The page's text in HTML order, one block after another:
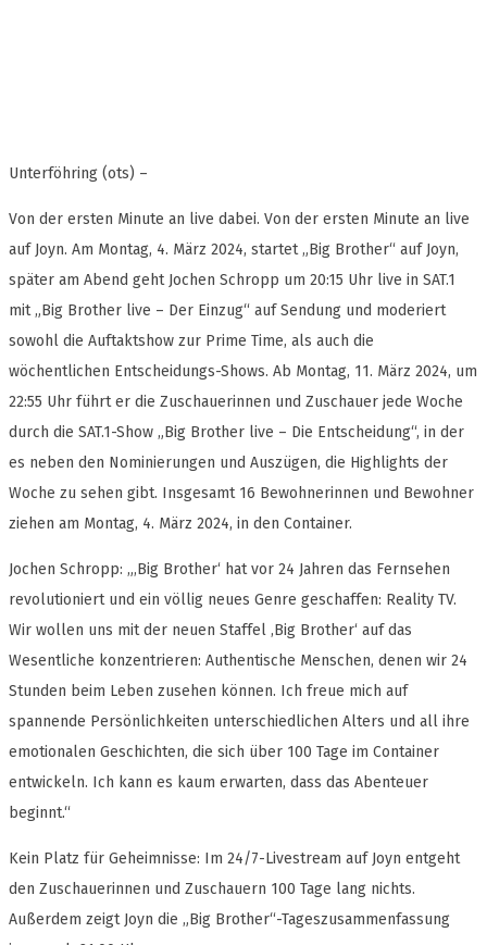
Unterföhring (ots) –
Von der ersten Minute an live dabei. Von der ersten Minute an live
auf Joyn. Am Montag, 4. März 2024, startet „Big Brother“ auf Joyn,
später am Abend geht Jochen Schropp um 20:15 Uhr live in SAT.1
mit „Big Brother live – Der Einzug“ auf Sendung und moderiert
sowohl die Auftaktshow zur Prime Time, als auch die
wöchentlichen Entscheidungs-Shows. Ab Montag, 11. März 2024, um
22:55 Uhr führt er die Zuschauerinnen und Zuschauer jede Woche
durch die SAT.1-Show „Big Brother live – Die Entscheidung“, in der
es neben den Nominierungen und Auszügen, die Highlights der
Woche zu sehen gibt. Insgesamt 16 Bewohnerinnen und Bewohner
ziehen am Montag, 4. März 2024, in den Container.
Jochen Schropp: „‚Big Brother‘ hat vor 24 Jahren das Fernsehen
revolutioniert und ein völlig neues Genre geschaffen: Reality TV.
Wir wollen uns mit der neuen Staffel ‚Big Brother‘ auf das
Wesentliche konzentrieren: Authentische Menschen, denen wir 24
Stunden beim Leben zusehen können. Ich freue mich auf
spannende Persönlichkeiten unterschiedlichen Alters und all ihre
emotionalen Geschichten, die sich über 100 Tage im Container
entwickeln. Ich kann es kaum erwarten, dass das Abenteuer
beginnt.“
Kein Platz für Geheimnisse: Im 24/7-Livestream auf Joyn entgeht
den Zuschauerinnen und Zuschauern 100 Tage lang nichts.
Außerdem zeigt Joyn die „Big Brother“-Tageszusammenfassung